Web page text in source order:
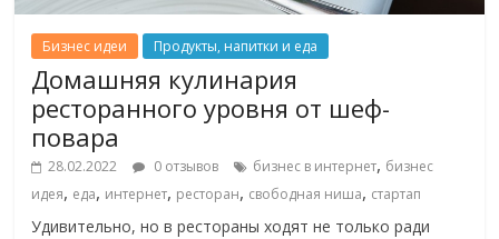
Бизнес идеи Продукты, напитки и еда
Домашняя кулинария
ресторанного уровня от шеф-
повара
28.02.2022 0 отзывов бизнес в интернет, бизнес
идея, еда, интернет, ресторан, свободная ниша, стартап
Удивительно, но в рестораны ходят не только ради